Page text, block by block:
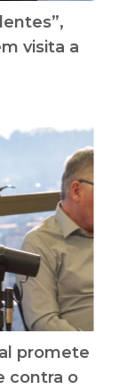
visita a
promete
contra o